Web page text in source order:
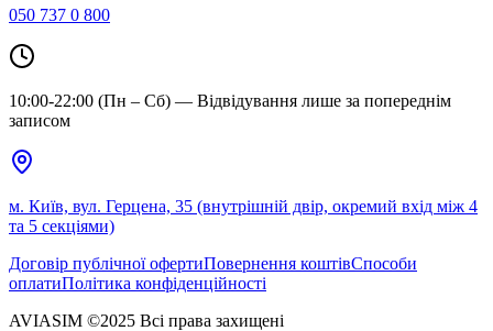
050 737 0 800
10:00-22:00 (Пн – Сб) — Відвідування лише за попереднім
записом
м. Київ, вул. Герцена, 35 (внутрішній двір, окремий вхід між 4
та 5 секціями)
Договір публічної офертиПовернення коштівСпособи
оплатиПолітика конфіденційності
AVIASIM ©2025 Всі права захищені